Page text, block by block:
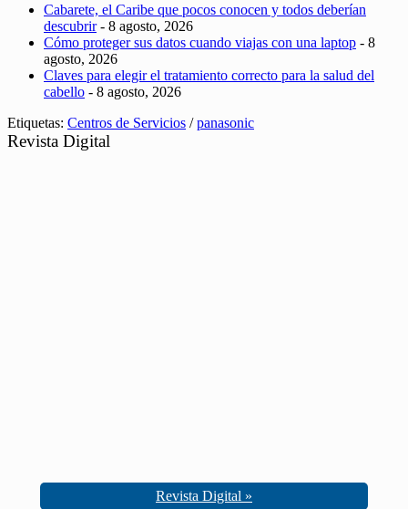
Cabarete, el Caribe que pocos conocen y todos deberían
descubrir- 8 agosto, 2026
Cómo proteger sus datos cuando viajas con una laptop - 8
agosto, 2026
Claves para elegir el tratamiento correcto para la salud del
cabello - 8 agosto, 2026
Etiquetas: Centros de Servicios /panasonic
Revista Digital
Revista Digital »